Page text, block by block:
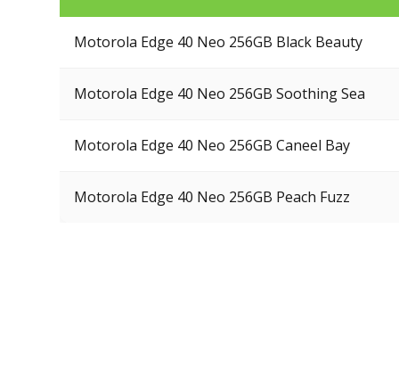
Motorola Edge 40 Neo 256GB Black Beauty
Motorola Edge 40 Neo 256GB Soothing Sea
Motorola Edge 40 Neo 256GB Caneel Bay
Motorola Edge 40 Neo 256GB Peach Fuzz